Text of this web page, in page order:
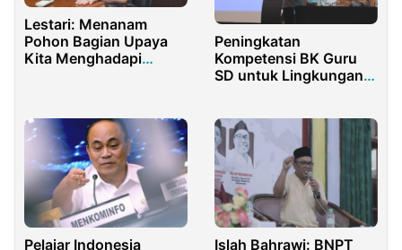
Lestari: Menanam
Pohon Bagian Upaya
Kita Menghadapi
Peningkatan
Kompetensi BK Guru
SD untuk Lingkungan
Pelajar Indonesia
Islah Bahrawi: BNPT